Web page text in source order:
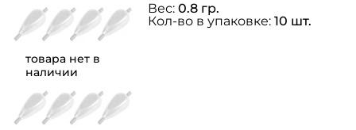
товара нет в
наличии
Вес: 0.8 гр.
Кол-во в упаковке: 10 шт.